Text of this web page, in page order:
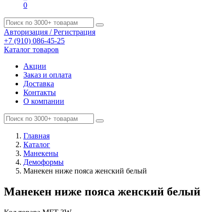
0
Авторизация / Регистрация
+7 (910) 086-45-25
Каталог товаров
Акции
Заказ и оплата
Доставка
Контакты
О компании
Главная
Каталог
Манекены
Демоформы
Манекен ниже пояса женский белый
Манекен ниже пояса женский белый